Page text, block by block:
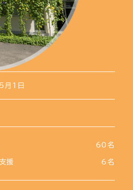
月1日
60名
援 6名